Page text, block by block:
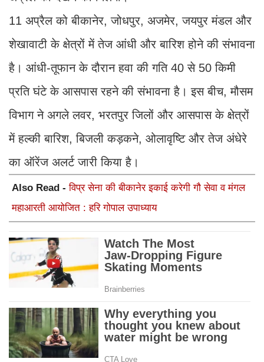
11 अप्रैल को बीकानेर, जोधपुर, अजमेर, जयपुर मंडल और
शेखावाटी के क्षेत्रों में तेज आंधी और बारिश होने की संभावना
है। आंधी-तूफान के दौरान हवा की गति 40 से 50 किमी
प्रति घंटे के आसपास रहने की संभावना है। इस बीच, मौसम
विभाग ने अगले लवर, भरतपुर जिलों और आसपास के क्षेत्रों
में हल्की बारिश, बिजली कड़कने, ओलावृष्टि और तेज अंधेरे
का ऑरेंज अलर्ट जारी किया है।
Also Read -विप्र सेना की बीकानेर इकाई करेगी गौ सेवा व मंगल
महाआरती आयोजित : हरि गोपाल उपाध्याय